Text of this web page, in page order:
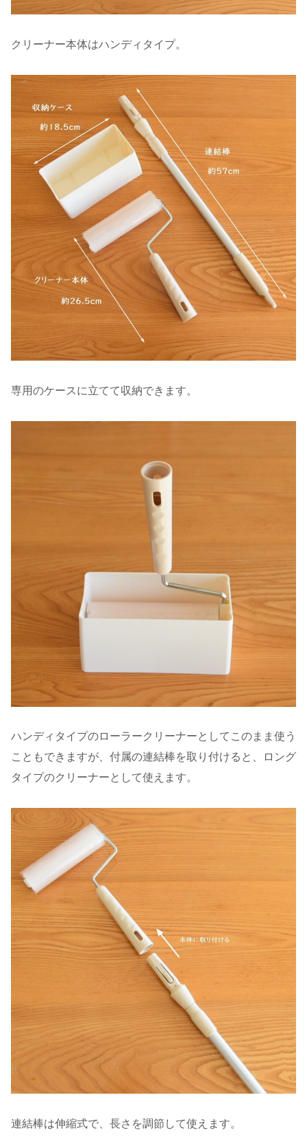
クリーナー本体はハンディタイプ。
専用のケースに立てて収納できます。
ハンディタイプのローラークリーナーとしてこのまま使う
こともできますが、付属の連結棒を取り付けると、ロング
タイプのクリーナーとして使えます。
連結棒は伸縮式で、長さを調節して使えます。